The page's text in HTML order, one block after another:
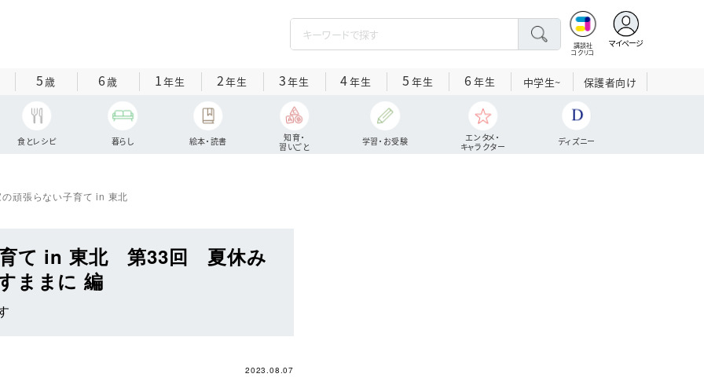
講談社
コクリコ
マイページ
5歳 6歳 1年生 2年生 3年生 4年生 5 年生 6 年生 中学生~ 保護者向け
食とレシピ 暮らし 絵本・読書
知育・
習いごと
学習・お受験
エンタメ・
キャラクター
ディズニー
の頑張らない子育て in 東北
育て in 東北 第33回 夏休み
ままに 編
2023.08.07